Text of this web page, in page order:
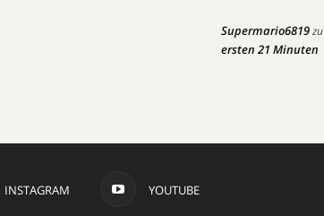
Supermario6819zu
ersten 21 Minuten
INSTAGRAM YOUTUBE